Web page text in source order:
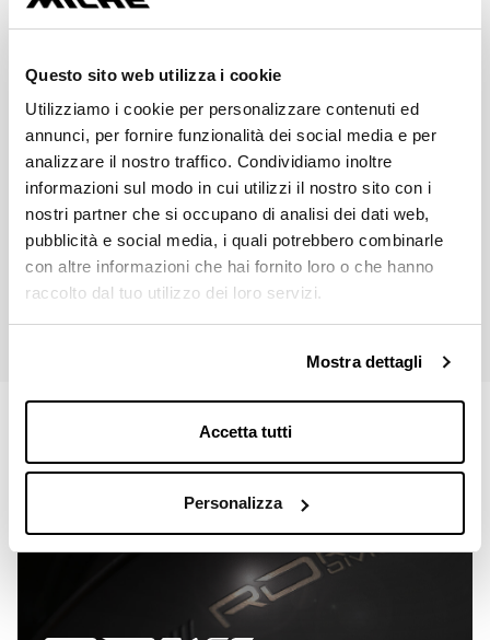
Questo sito web utilizza i cookie
Utilizziamo i cookie per personalizzare contenuti ed
annunci, per fornire funzionalità dei social media e per
analizzare il nostro traffico. Condividiamo inoltre
informazioni sul modo in cui utilizzi il nostro sito con i
nostri partner che si occupano di analisi dei dati web,
pubblicità e social media, i quali potrebbero combinarle
con altre informazioni che hai fornito loro o che hanno
raccolto dal tuo utilizzo dei loro servizi.
Mostra dettagli
Accetta tutti
Personalizza
Download
Price List 2026
pdf 2.8MB
pdf 21.9MB